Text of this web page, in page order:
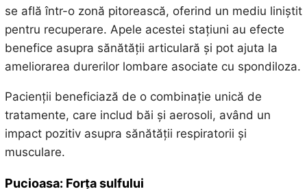
se află într-o zonă pitorească, oferind un mediu liniștit
pentru recuperare. Apele acestei stațiuni au efecte
benefice asupra sănătății articulară și pot ajuta la
ameliorarea durerilor lombare asociate cu spondiloza.
Pacienții beneficiază de o combinație unică de
tratamente, care includ băi și aerosoli, având un
impact pozitiv asupra sănătății respiratorii și
musculare.
Pucioasa: Forța sulfului